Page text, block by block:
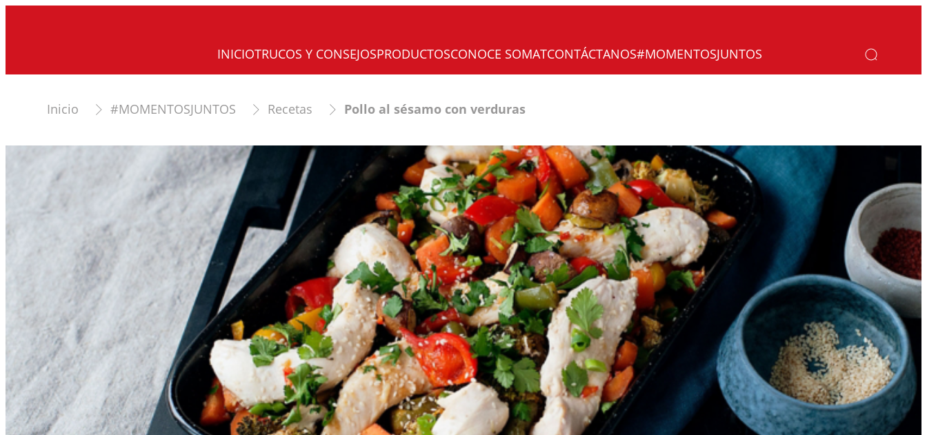
INICIOTRUCOS Y CONSEJOSPRODUCTOSCONOCE SOMATCONTÁCTANOS#MOMENTOSJUNTOS
Inicio #MOMENTOSJUNTOS Recetas Pollo al sésamo con verduras